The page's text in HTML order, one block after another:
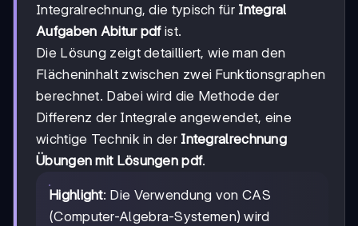
Integralrechnung, die typisch für Integral
Aufgaben Abitur pdfist.
Die Lösung zeigt detailliert, wie man den
Flächeninhalt zwischen zwei Funktionsgraphen
berechnet. Dabei wird die Methode der
Differenz der Integrale angewendet, eine
wichtige Technik in der Integralrechnung
Übungen mit Lösungen pdf.
Highlight: Die Verwendung von CAS
(Computer-Algebra-Systemen) wird